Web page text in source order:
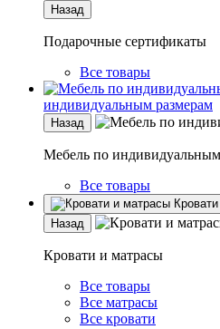
Назад
Подарочные сертификаты
Все товары
индивидуальным размерам
Назад
Мебель по
Все товары
Назад
Кровати и матрасы
Все товары
Все матрасы
Все кровати